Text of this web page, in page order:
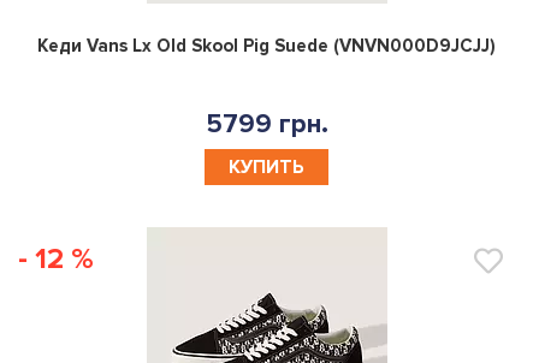
0
Кеди Vans Lx Old Skool Pig Suede (VNVN000D9JCJJ)
5799 грн.
КУПИТЬ
- 12 %